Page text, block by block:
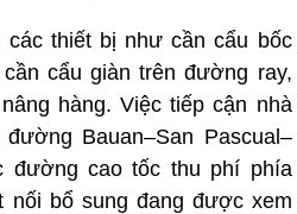
thiết bị như cần cẩu bốc
cẩu giàn trên đường ray,
hàng. Việc tiếp cận nhà
Bauan–San Pascual–
đường cao tốc thu phí phía
nối bổ sung đang được xem